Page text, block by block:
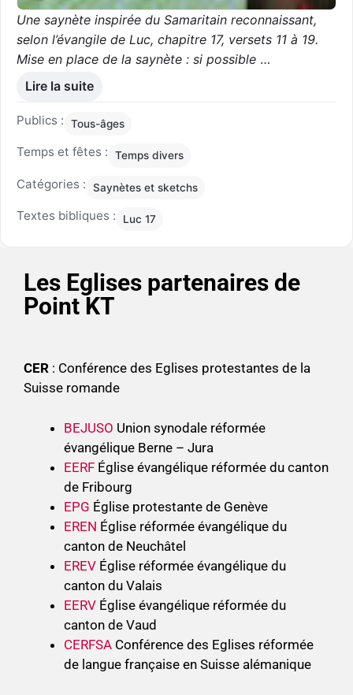
Une saynète inspirée du Samaritain reconnaissant,
selon l’évangile de Luc, chapitre 17, versets 11 à 19.
Mise en place de la saynète : si possible …
Lire la suite
Publics : Tous-âges
Temps et fêtes : Temps divers
Catégories : Saynètes et sketchs
Textes bibliques : Luc 17
Les Eglises partenaires de
Point KT
CER : Conférence des Eglises protestantes de la
Suisse romande
BEJUSO Union synodale réformée
évangélique Berne – Jura
EERF Église évangélique réformée du canton
de Fribourg
EPG Église protestante de Genève
EREN Église réformée évangélique du
canton de Neuchâtel
EREV Église réformée évangélique du
canton du Valais
EERV Église évangélique réformée du
canton de Vaud
CERFSA Conférence des Eglises réformée
de langue française en Suisse alémanique